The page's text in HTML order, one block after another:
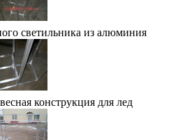
светильника из алюминия
конструкция для лед